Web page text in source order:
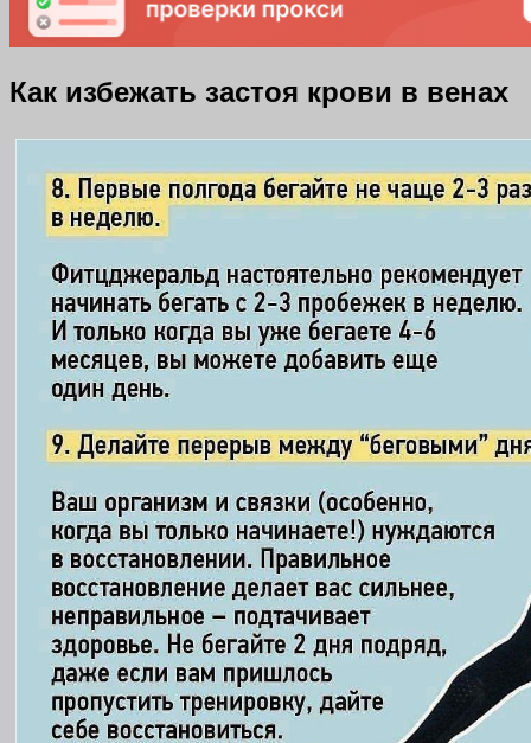
Как избежать застоя крови в венах